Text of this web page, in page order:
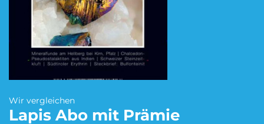
Blumen Abo
eBook Abo
Wir vergleichen
Lapis Abo mit Prämie